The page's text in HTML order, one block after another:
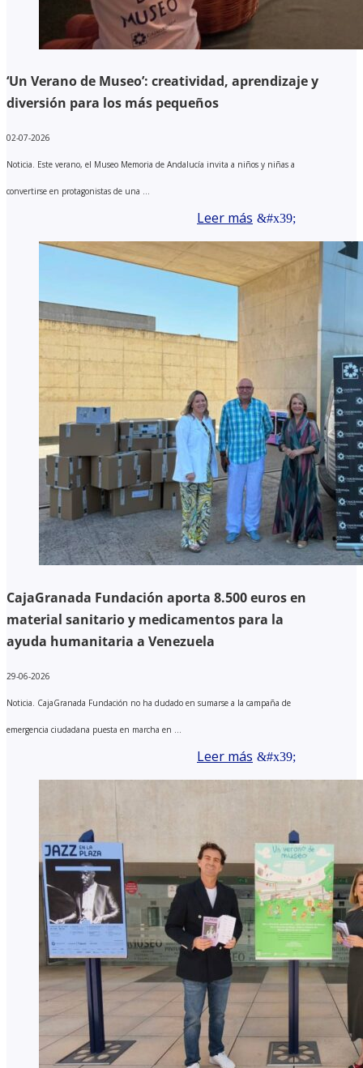
‘Un Verano de Museo’: creatividad, aprendizaje y
diversión para los más pequeños
02-07-2026
Noticia. Este verano, el Museo Memoria de Andalucía invita a niños y niñas a
convertirse en protagonistas de una ...
Leer más
CajaGranada Fundación aporta 8.500 euros en
material sanitario y medicamentos para la
ayuda humanitaria a Venezuela
29-06-2026
Noticia. CajaGranada Fundación no ha dudado en sumarse a la campaña de
emergencia ciudadana puesta en marcha en ...
Leer más